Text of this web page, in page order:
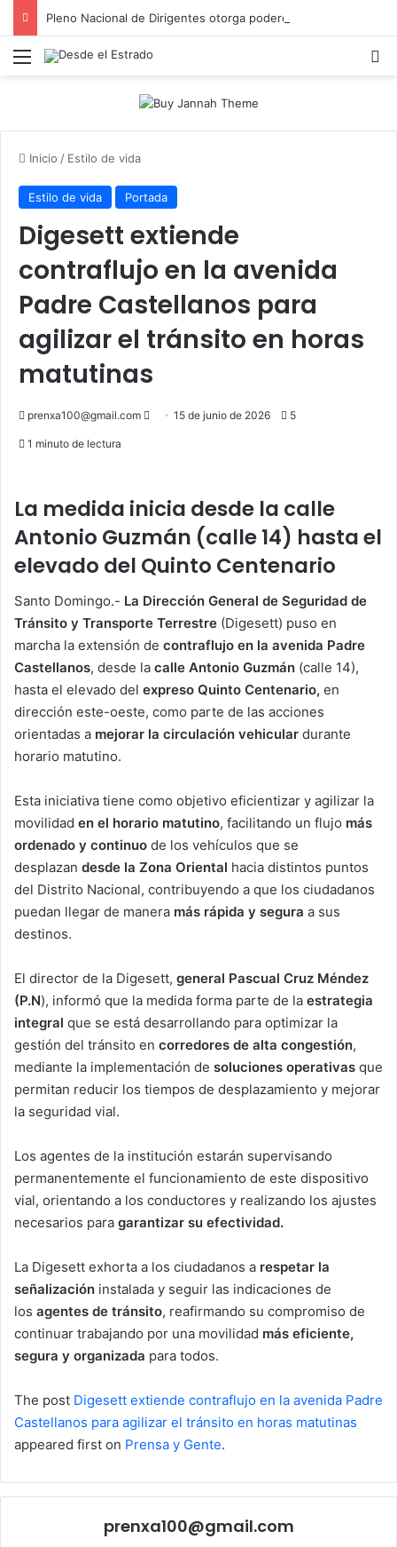
Menú
Inicio / Estilo de vida
Estilo de vida Portada
Digesett extiende
contraflujo en la avenida
Padre Castellanos para
agilizar el tránsito en horas
matutinas
prenxa100@gmail.com
Send15 de junio de 2026 5
1 minuto de lectura
La medida inicia desde la calle
Antonio Guzmán (calle 14) hasta el
elevado del Quinto Centenario
Santo Domingo.- La Dirección General de Seguridad de
Tránsito y Transporte Terrestre (Digesett) puso en
marcha la extensión de contraflujo en la avenida Padre
Castellanos, desde la calle Antonio Guzmán (calle 14),
hasta el elevado del expreso Quinto Centenario, en
dirección este-oeste, como parte de las acciones
orientadas a mejorar la circulación vehicular durante
horario matutino.
Esta iniciativa tiene como objetivo eficientizar y agilizar la
movilidad en el horario matutino, facilitando un flujo más
ordenado y continuo de los vehículos que se
desplazan desde la Zona Oriental hacia distintos puntos
del Distrito Nacional, contribuyendo a que los ciudadanos
puedan llegar de manera más rápida y segura a sus
destinos.
El director de la Digesett, general Pascual Cruz Méndez
(P.N), informó que la medida forma parte de la estrategia
integral que se está desarrollando para optimizar la
gestión del tránsito en corredores de alta congestión,
mediante la implementación de soluciones operativas que
permitan reducir los tiempos de desplazamiento y mejorar
la seguridad vial.
Los agentes de la institución estarán supervisando
permanentemente el funcionamiento de este dispositivo
vial, orientando a los conductores y realizando los ajustes
necesarios para garantizar su efectividad.
La Digesett exhorta a los ciudadanos a respetar la
señalización instalada y seguir las indicaciones de
los agentes de tránsito, reafirmando su compromiso de
continuar trabajando por una movilidad más eficiente,
segura y organizada para todos.
The post Digesett extiende contraflujo en la avenida Padre
Castellanos para agilizar el tránsito en horas matutinas
appeared first on Prensa y Gente.
prenxa100@gmail.com